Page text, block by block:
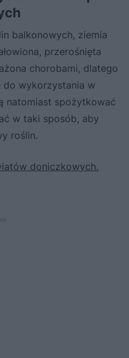
balkonowych, ziemia
przerośnięta
chorobami, dlatego
do wykorzystania w
natomiast spożytkować
w taki sposób, aby
roślin.
doniczkowych.